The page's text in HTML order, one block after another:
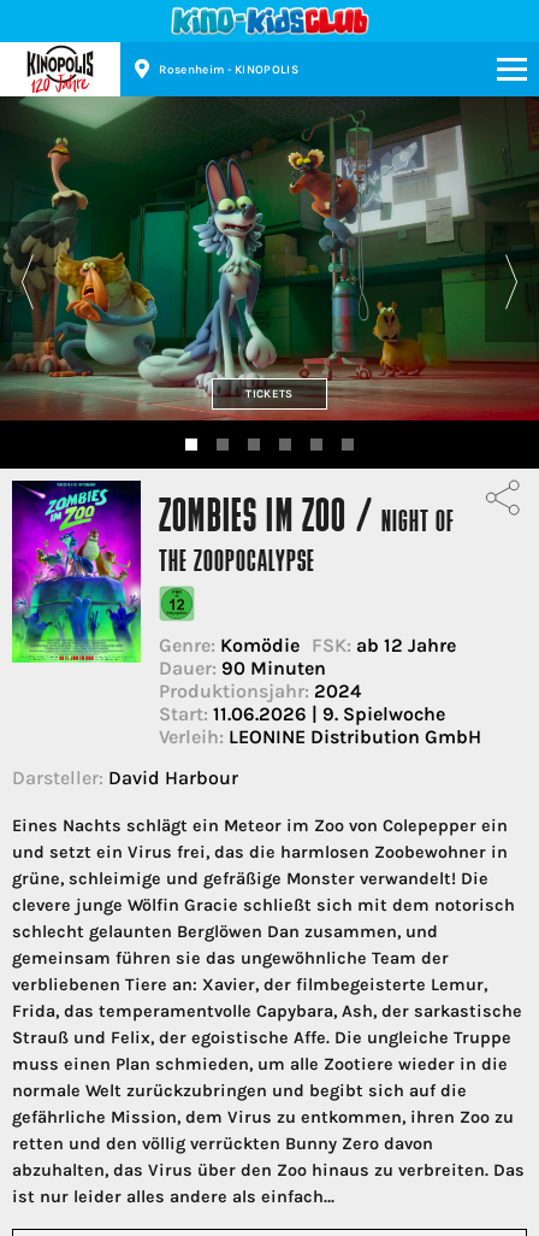
Kinopolis
Rosenheim - KINOPOLIS
TICKETS
ZOMBIES IM ZOO / NIGHT OF
THE ZOOPOCALYPSE
Genre: Komödie FSK: ab 12 Jahre
Dauer: 90 Minuten
Produktionsjahr: 2024
Start: 11.06.2026 | 9. Spielwoche
Verleih: LEONINE Distribution GmbH
Darsteller: David Harbour
Eines Nachts schlägt ein Meteor im Zoo von Colepepper ein
und setzt ein Virus frei, das die harmlosen Zoobewohner in
grüne, schleimige und gefräßige Monster verwandelt! Die
clevere junge Wölfin Gracie schließt sich mit dem notorisch
schlecht gelaunten Berglöwen Dan zusammen, und
gemeinsam führen sie das ungewöhnliche Team der
verbliebenen Tiere an: Xavier, der filmbegeisterte Lemur,
Frida, das temperamentvolle Capybara, Ash, der sarkastische
Strauß und Felix, der egoistische Affe. Die ungleiche Truppe
muss einen Plan schmieden, um alle Zootiere wieder in die
normale Welt zurückzubringen und begibt sich auf die
gefährliche Mission, dem Virus zu entkommen, ihren Zoo zu
retten und den völlig verrückten Bunny Zero davon
abzuhalten, das Virus über den Zoo hinaus zu verbreiten. Das
ist nur leider alles andere als einfach…